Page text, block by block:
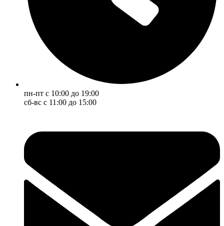
пн-пт с 10:00 до 19:00
сб-вс с 11:00 до 15:00